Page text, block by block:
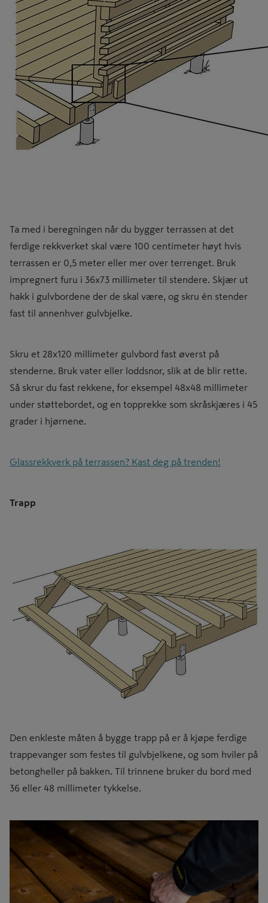
Ta med i beregningen når du bygger terrassen at det
ferdige rekkverket skal være 100 centimeter høyt hvis
terrassen er 0,5 meter eller mer over terrenget. Bruk
impregnert furu i 36x73 millimeter til stendere. Skjær ut
hakk i gulvbordene der de skal være, og skru én stender
fast til annenhver gulvbjelke.
Skru et 28x120 millimeter gulvbord fast øverst på
stenderne. Bruk vater eller loddsnor, slik at de blir rette.
Så skrur du fast rekkene, for eksempel 48x48 millimeter
under støttebordet, og en topprekke som skråskjæres i 45
grader i hjørnene.
Glassrekkverk på terrassen? Kast deg på trenden!
Trapp
Den enkleste måten å bygge trapp på er å kjøpe ferdige
trappevanger som festes til gulvbjelkene, og som hviler på
betongheller på bakken. Til trinnene bruker du bord med
36 eller 48 millimeter tykkelse.